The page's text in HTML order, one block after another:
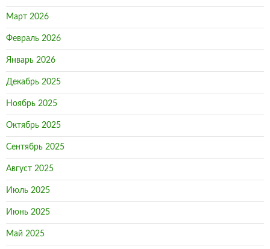
Март 2026
Февраль 2026
Январь 2026
Декабрь 2025
Ноябрь 2025
Октябрь 2025
Сентябрь 2025
Август 2025
Июль 2025
Июнь 2025
Май 2025